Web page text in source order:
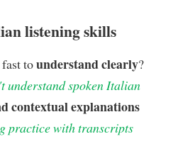
listening skills
tounderstand clearly?
understand spoken Italian
contextual explanations
practice with transcripts